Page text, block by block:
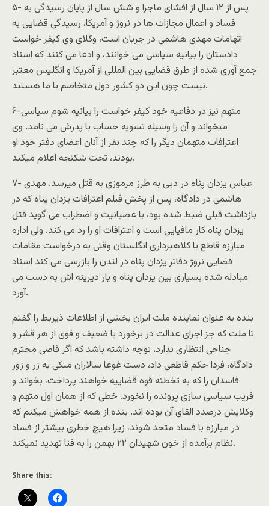
۵- پس از ۱۲ سال از افشای ماجرا و شش سال از پایان رسیدگی به
فساد و اعمال مجازات ها در نروژ و آمریکا، رسیدگی قضایی به
اتهامات مهدی هاشمی در جریان است، وکلای وی کیفر خواست
دادستان را بیانیه سیاسی می خوانند، و ادعا می کنند که اسناد
جمع آوری شده از طرق قضایی بین المللی از آمریکا و انگلیس معتبر
نیست چون این دو کشور دول متخاصم با ما هستند.
۶-متهم نیز در دفاعیه خود کیفر خواست را بیانیه شوم سیاسی
میخواند و آن را وسیله تسویه حساب با پدرش می نامد. وی
اعترافات متهمان دیگر را که چند نفر از آنان اعضای دفتر خود او
بودند، تحت شکنجه اعلام میکند.
۷- عباس یزدان پناه در دبی به طرز مرموزی به قتل میرسد. مهدی
هاشمی در دادگاه، پس از پخش فیلم اعترافات یزدان پناه که در
بازداشت قبلی ضبط شده بود، با عصبانیت و اضطراب می گوید قتل
یزدان پناه کار مافیایی است و اعترافات او را رد می کند. ولی اداره
مبارزه قاطع با کلاهبرداری انگلستان وقتی به درخواست مقامات
قضایی نروژ دفاتر یزدان پناه در لندن را بازرسی می کند اسناد
مبادله شده بسیاری بین یزدان پناه و یار دیرینه اش به دست می
آورد.
بنده به عنوان نماینده ملت ایران بخشی از اطلاعات ذیربط را گفتم
تا ملت که جز اجرای عدالت در برخورد با ضعیف و قوی از هر قشر و
جناحی انتظاری ندارد، توجه داشته باشد که اگر قاضی محترم
دادگاه، فردا حکم قاطعی داد، دست غوغا سالاران متکی به زر و زور
فاسدان را که به تخطئه قوه قضاییه خواهند پرداخت، بخواند و
فریب سیاسی سازی پرونده را نخورد. خطی که از همان اول متهم و
وکلایش درصدد القای آن بوده اند. بنده از همه خواهش میکنم که
در مبارزه با فساد متحد شوند، زیرا هیچ خطری بیشتر از فساد
نظام برآمده از خون شهیدان ۲۲ بهمن را به فنا تهدید نمیکند.
Share this: